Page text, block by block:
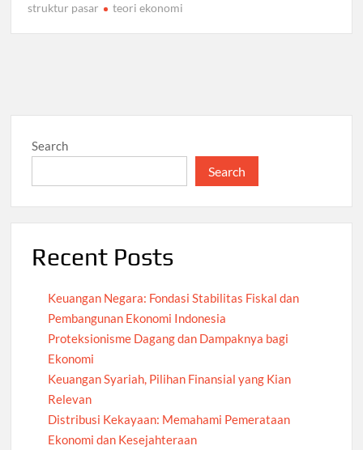
struktur pasar
teori ekonomi
Search
Search
Recent Posts
Keuangan Negara: Fondasi Stabilitas Fiskal dan
Pembangunan Ekonomi Indonesia
Proteksionisme Dagang dan Dampaknya bagi
Ekonomi
Keuangan Syariah, Pilihan Finansial yang Kian
Relevan
Distribusi Kekayaan: Memahami Pemerataan
Ekonomi dan Kesejahteraan